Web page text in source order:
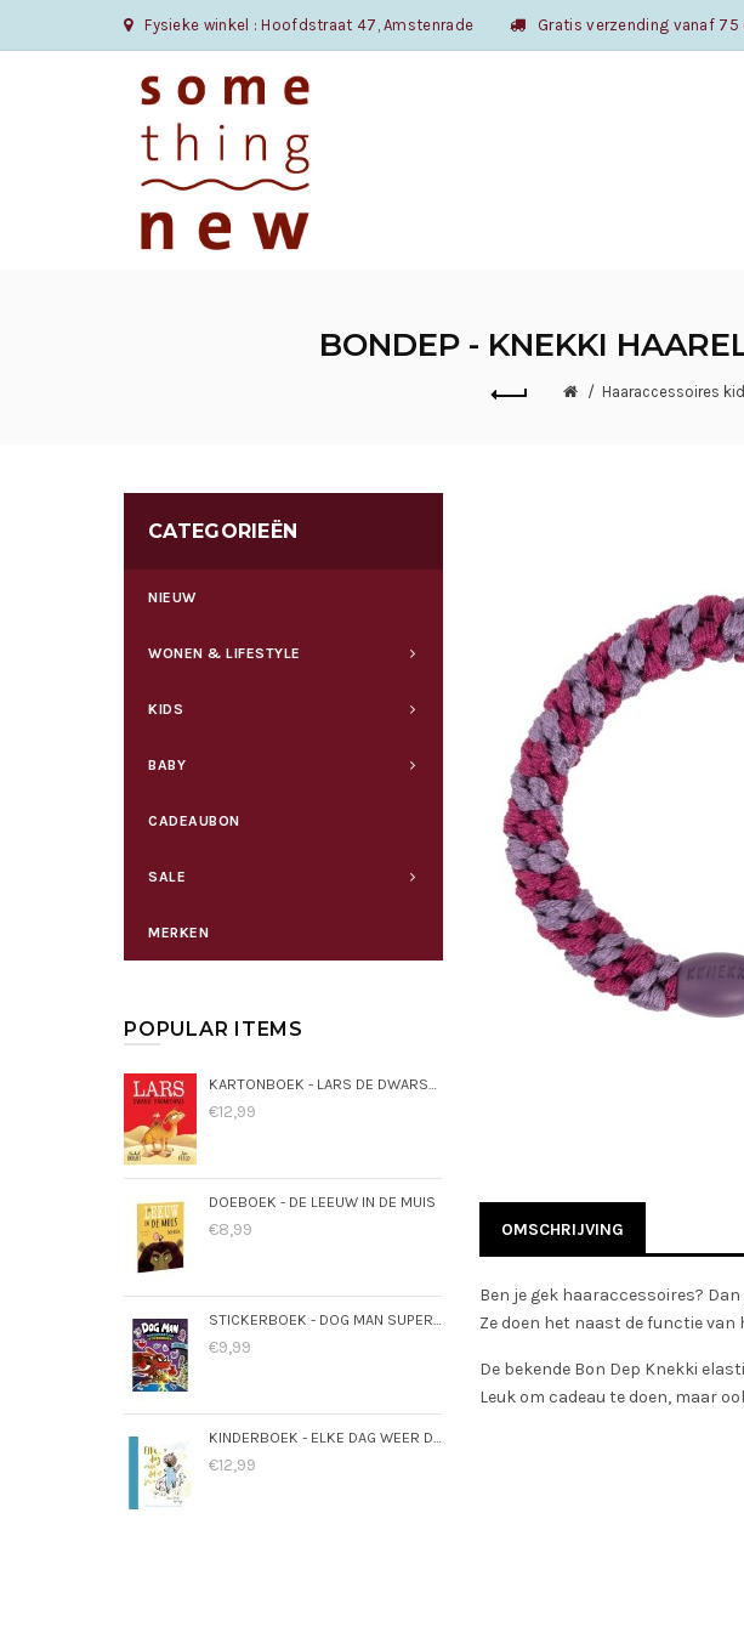
Fysieke winkel : Hoofdstraat 47, Amstenrade Gratis verzending vanaf 75
BONDEP - KNEKKI
Haaraccessoires
CATEGORIEËN
NIEUW
WONEN & LIFESTYLE
KIDS
BABY
CADEAUBON
SALE
MERKEN
POPULAR ITEMS
KARTONBOEK - LARS DE DWARSE DROMEDARIS
€12,99
DOEBOEK - DE LEEUW IN DE MUIS
€8,99
STICKERBOEK - DOG MAN SUPERMAATJES
€9,99
KINDERBOEK - ELKE DAG WEER DOL OP JOU
€12,99
OMSCHRIJVING
Ben je gek haaraccessoires?
Ze doen het naast de functie
De bekende Bon Dep Knekki
Leuk om cadeau te doen, maar